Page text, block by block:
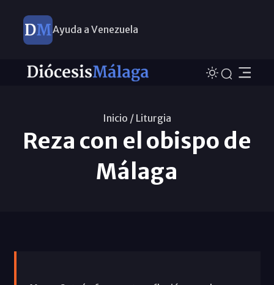
Ayuda a Venezuela
Inicio / Liturgia
Reza con el obispo de
Málaga